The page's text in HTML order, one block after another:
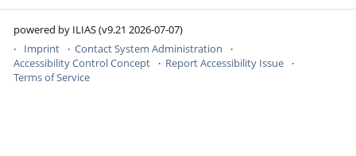
powered by ILIAS (v9.21 2026-07-07)
Imprint
Contact System Administration
Accessibility Control Concept
Report Accessibility Issue
Terms of Service